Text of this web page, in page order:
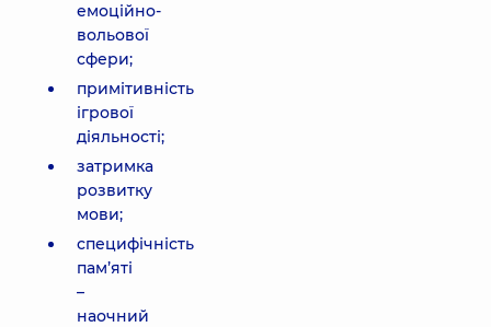
емоційно-
вольової
сфери;
примітивність
ігрової
діяльності;
затримка
розвитку
мови;
специфічність
пам’яті
–
наочний